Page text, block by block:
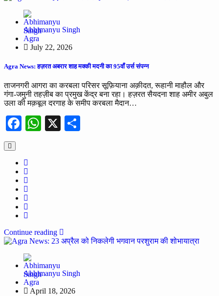
Abhimanyu Singh
Agra
July 22, 2026
Agra News: हज़रत अबरार शाह मक्की मदनी का 95वाँ उर्स संपन्न
ताजनगरी आगरा का करबला परिसर सूफ़ियाना अक़ीदत, रूहानी माहौल और
गंगा-जमुनी तहज़ीब का प्रमुख केंद्र बना रहा। हज़रत सैयदना शाह अमीर अबुल
उला की मक़बूल दरगाह के समीप करबला मैदान…
Facebook
WhatsApp
X
Continue reading
Abhimanyu Singh
Agra
April 18, 2026